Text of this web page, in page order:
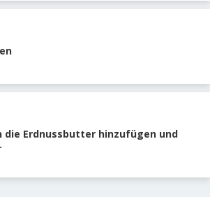
die Erdnussbutter hinzufügen und